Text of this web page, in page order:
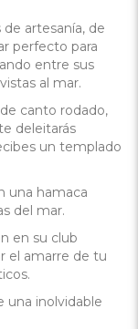
artesanía, de
perfecto para
entre sus
al mar.
canto rodado,
deleitarás
un templado
una hamaca
del mar.
en su club
el amarre de tu
una inolvidable